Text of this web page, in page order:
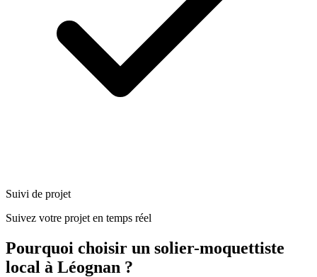
Suivi de projet
Suivez votre projet en temps réel
Pourquoi choisir un solier-moquettiste
local à Léognan ?